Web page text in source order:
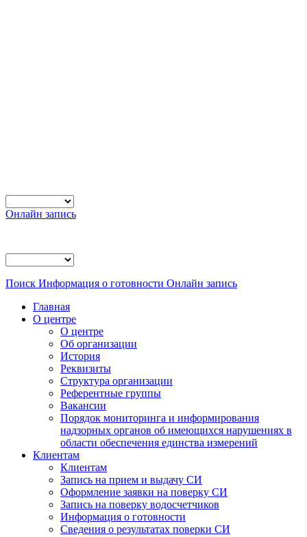
Онлайн запись
Поиск Информация о готовности Онлайн запись
Главная
О центре
О центре
Об организации
История
Реквизиты
Структура организации
Референтные группы
Вакансии
Порядок мониторинга и информирования
надзорных органов об имеющихся нарушениях в
области обеспечения единства измерений
Клиентам
Клиентам
Запись на прием и выдачу СИ
Оформление заявки на поверку СИ
Запись на поверку водосчетчиков
Информация о готовности
Сведения о результатах поверки СИ